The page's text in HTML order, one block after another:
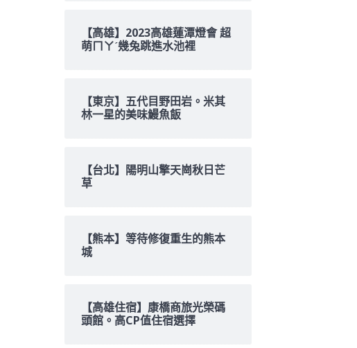
【高雄】2023高雄蓮潭燈會 超
萌ㄇㄚˊ幾兔跳進水池裡
【東京】五代目野田岩。米其
林一星的美味鰻魚飯
【台北】陽明山擎天崗秋日芒
草
【熊本】等待修復重生的熊本
城
【高雄住宿】康橋商旅光榮碼
頭館。高CP值住宿選擇